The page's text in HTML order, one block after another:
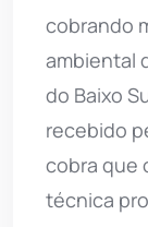
cobrando
ambiental
do Baixo
recebido
cobra que
técnica